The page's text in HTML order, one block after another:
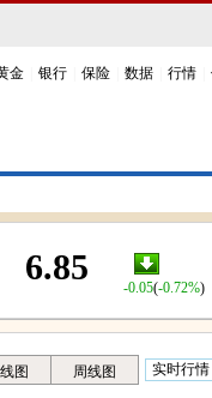
金 银行 保险 数据 行情
6.85
-0.05(-0.72%)